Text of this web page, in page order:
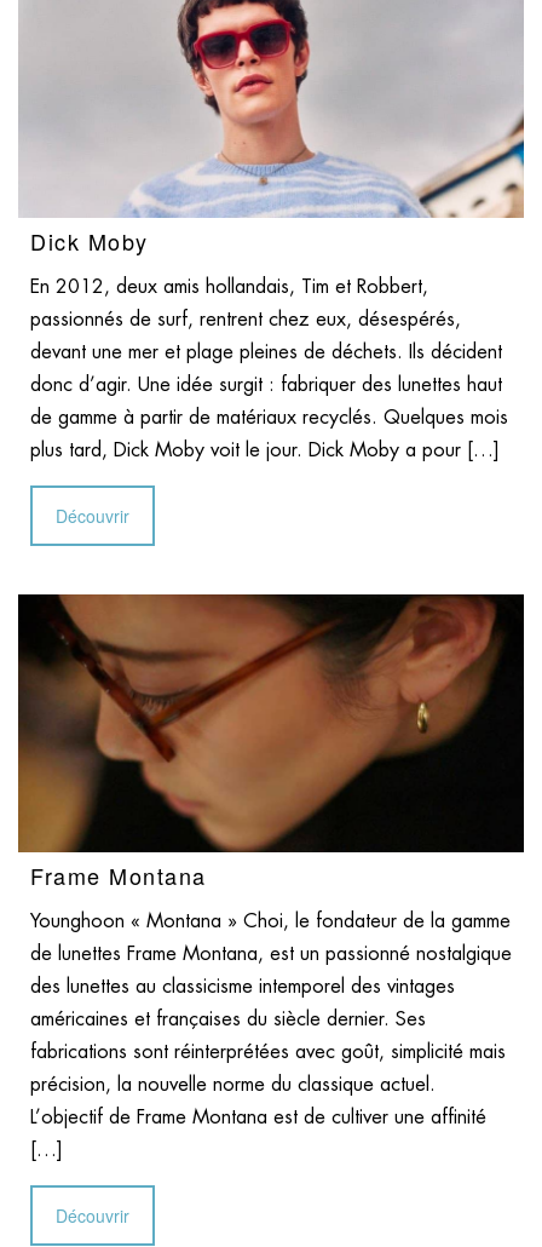
Dick Moby
En 2012, deux amis hollandais, Tim et Robbert,
passionnés de surf, rentrent chez eux, désespérés,
devant une mer et plage pleines de déchets. Ils décident
donc d’agir. Une idée surgit : fabriquer des lunettes haut
de gamme à partir de matériaux recyclés. Quelques mois
plus tard, Dick Moby voit le jour. Dick Moby a pour […]
Découvrir
Frame Montana
Younghoon « Montana » Choi, le fondateur de la gamme
de lunettes Frame Montana, est un passionné nostalgique
des lunettes au classicisme intemporel des vintages
américaines et françaises du siècle dernier. Ses
fabrications sont réinterprétées avec goût, simplicité mais
précision, la nouvelle norme du classique actuel.
L’objectif de Frame Montana est de cultiver une affinité
[…]
Découvrir